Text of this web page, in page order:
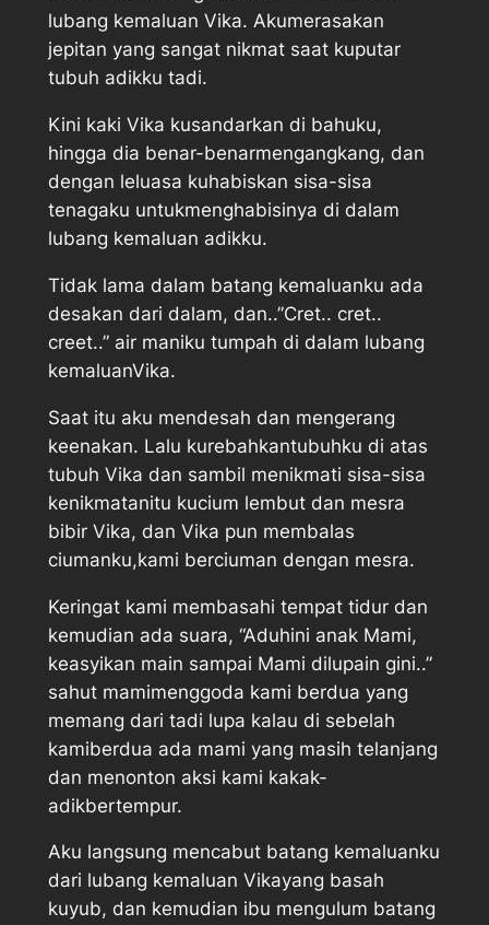
lubang kemaluan Vika. Akumerasakan
jepitan yang sangat nikmat saat kuputar
tubuh adikku tadi.
Kini kaki Vika kusandarkan di bahuku,
hingga dia benar-benarmengangkang, dan
dengan leluasa kuhabiskan sisa-sisa
tenagaku untukmenghabisinya di dalam
lubang kemaluan adikku.
Tidak lama dalam batang kemaluanku ada
desakan dari dalam, dan..”Cret.. cret..
creet..” air maniku tumpah di dalam lubang
kemaluanVika.
Saat itu aku mendesah dan mengerang
keenakan. Lalu kurebahkantubuhku di atas
tubuh Vika dan sambil menikmati sisa-sisa
kenikmatanitu kucium lembut dan mesra
bibir Vika, dan Vika pun membalas
ciumanku,kami berciuman dengan mesra.
Keringat kami membasahi tempat tidur dan
kemudian ada suara, “Aduhini anak Mami,
keasyikan main sampai Mami dilupain gini..”
sahut mamimenggoda kami berdua yang
memang dari tadi lupa kalau di sebelah
kamiberdua ada mami yang masih telanjang
dan menonton aksi kami kakak-
adikbertempur.
Aku langsung mencabut batang kemaluanku
dari lubang kemaluan Vikayang basah
kuyub, dan kemudian ibu mengulum batang